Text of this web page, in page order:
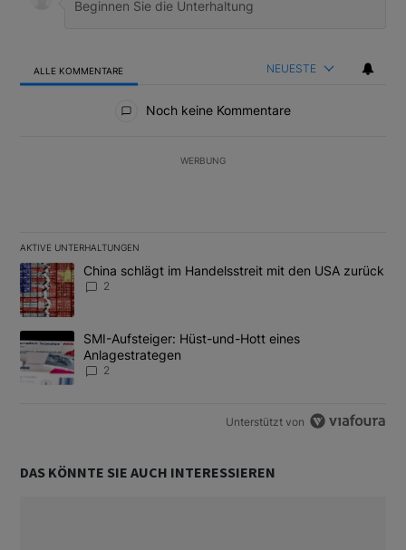
ALLE KOMMENTARE NEUESTE
Noch keine Kommentare
WERBUNG
AKTIVE UNTERHALTUNGEN
Das Folgende ist eine Liste der am meisten kommentierten
Ein Trendartikel mit dem Titel "China schlägt im Handelsstreit
China schlägt im Handelsstreit mit den USA zurück
2
Ein Trendartikel mit dem Titel "SMI-Aufsteiger: Hüst-und-Hott
SMI-Aufsteiger: Hüst-und-Hott eines
Anlagestrategen
2
Unterstützt von
DAS KÖNNTE SIE AUCH INTERESSIEREN